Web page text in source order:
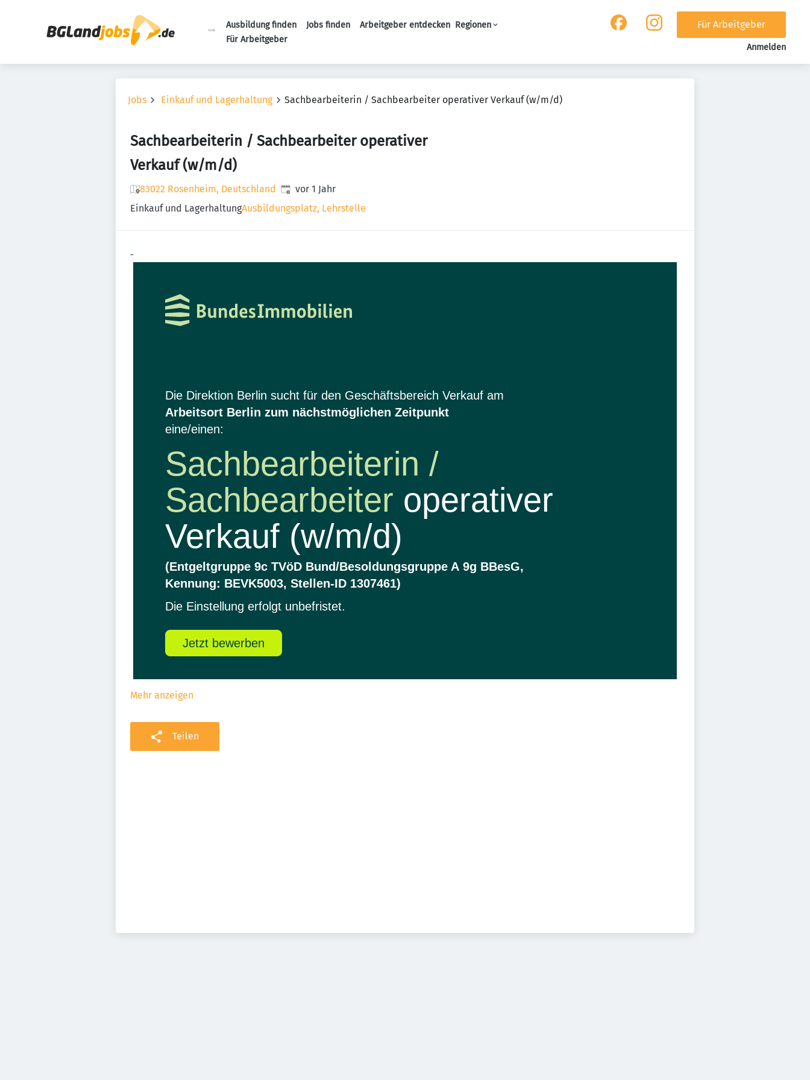
Ausbildung finden Jobs finden Arbeitgeber entdecken Regionen
Für Arbeitgeber
Für Arbeitgeber
Anmelden
Jobs Einkauf und Lagerhaltung Sachbearbeiterin / Sachbearbeiter operativer Verkauf (w/m/d)
Sachbearbeiterin / Sachbearbeiter operativer
Verkauf (w/m/d)
83022 Rosenheim, Deutschland Veröffentlicht
vor 1 Jahr
Einkauf und LagerhaltungAusbildungsplatz, Lehrstelle
Mehr anzeigen
Teilen